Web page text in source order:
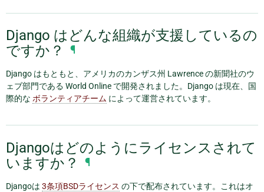
Django はどんな組織が支援しているの
ですか？
¶
Django はもともと、アメリカのカンザス州 Lawrence の新聞社のウ
ェブ部門である World Online で開発されました。Django は現在、国
際的な ボランティアチーム によって運営されています。
Djangoはどのようにライセンスされて
いますか？
¶
Djangoは 3条項BSDライセンス の下で配布されています。これはオ